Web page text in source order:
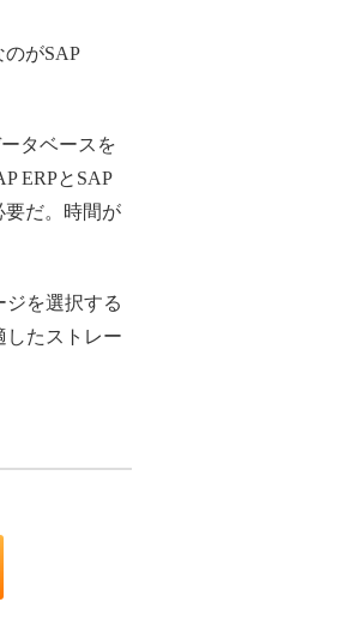
がSAP
タベースを
ERPとSAP
要だ。時間が
を選択する
したストレー